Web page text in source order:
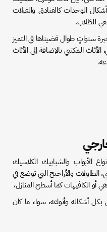
الوحدات كالفنادق والفيلات
للطُلاب.
سنواتٍ طوال قضيناها في التميز
المكتبي بالإضافة إلى الأثاث
الأبواب والشبابيك الكلاسيك
الطاولات والأراجيح التي توضع في
أو الكافيهات كما أسطح المنازل،
أشكاله وأنواعه، سواء ما كان